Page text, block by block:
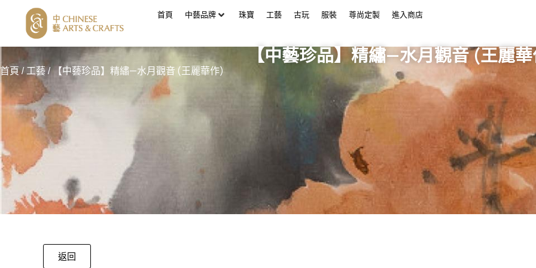
首頁 中藝品牌 珠寶 工藝 古玩 服裝 尊尚定製 進入商店
【中藝珍品】精繡—水月觀音 (王麗
首頁/工藝/ 【中藝珍品】精繡—水月觀音 (王麗華作)
返回